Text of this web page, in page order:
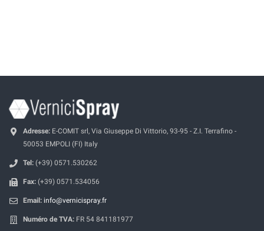
Adresse: E-COMIT srl, Via Giuseppe Di Vittorio, 93-95 - Z.I. Terrafino -
50053 EMPOLI (FI) Italy
Tel: (+39) 0571.530262
Fax: (+39) 0571.534056
Email: info@vernicispray.fr
Numéro de TVA: FR 54 841181977